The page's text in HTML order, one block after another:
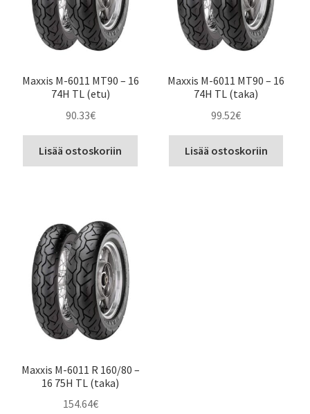
Maxxis M-6011 MT90 – 16
74H TL (etu)
90.33€
Lisää ostoskoriin
Maxxis M-6011 MT90 – 16
74H TL (taka)
99.52€
Lisää ostoskoriin
Maxxis M-6011 R 160/80 –
16 75H TL (taka)
154.64€